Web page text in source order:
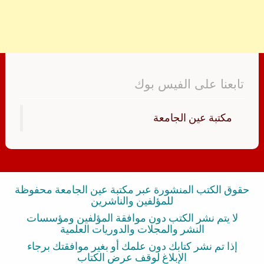
تابعنا على الفيس بوك
‏مكتبة عين الجامعة‏
حقوق الكتب المنشورة عبر مكتبة عين الجامعة محفوظة
للمؤلفين والناشرين
لا يتم نشر الكتب دون موافقة المؤلفين ومؤسسات
النشر والمجلات والدوريات العلمية
إذا تم نشر كتابك دون علمك أو بغير موافقتك برجاء
الإبلاغ لوقف عرض الكتاب